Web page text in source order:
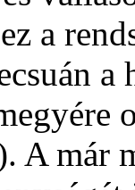
a
A már